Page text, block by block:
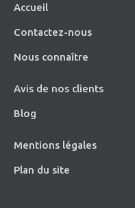
Accueil
Contactez-nous
Nous connaître
Avis de nos clients
Blog
Mentions légales
Plan du site